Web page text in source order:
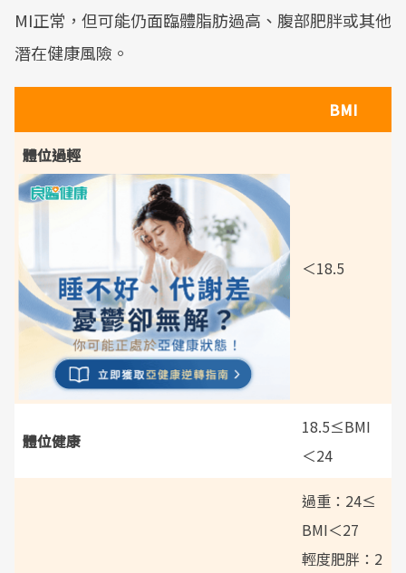
MI正常，但可能仍面臨體脂肪過高、腹部肥胖或其他
潛在健康風險。
BMI
體位過輕
＜18.5
體位健康
18.5≤BMI
＜24
過重：24≤
BMI＜27
輕度肥胖：2